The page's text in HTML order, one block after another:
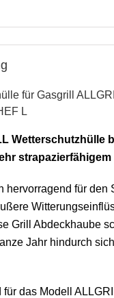
für Gasgrill
L
Wetterschutzhülle
strapazierfähigem
hervorragend für den
Grill Abdeckhaube
Jahr hindurch
für das Modell